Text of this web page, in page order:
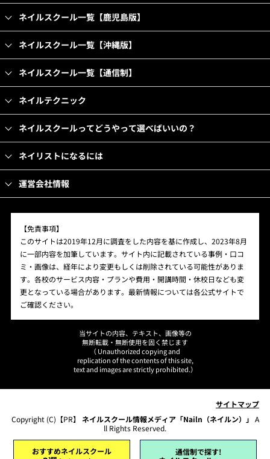
おすすめネイルスクール 通信制で探す!
ネイルスクール一覧【鹿児島版】
ネイルスクール一覧【沖縄版】
ネイルスクール一覧【通信制】
ネイルテクニック
ネイルスクールってどうやって選べばいいの？
ネイリストになるには
運営会社情報
【免責事項】
このサイトは2019年12月に調査をした内容を基に作成し、2023年8月
に一部内容を加筆しています。サイト内に記載されている事例・口コ
ミ・画像は、経年により変更もしくは削除されている可能性がありま
す。各校のサービス内容・プランや費用・開講時間・休校日なども変
更となっている場合があります。最新情報については各公式サイトで
ご確認ください。
当サイトの内容、テキスト、画像等の
無断転載・無断使用を固く禁じます
（ Unauthorized copying and
replication of the contents of this site,
text and images are strictly prohibited.）
サイトマップ
Copyright (C)【PR】 ネイルスクール情報メディア「Nailn（ネイルン）」 A
ll Rights Reserved.